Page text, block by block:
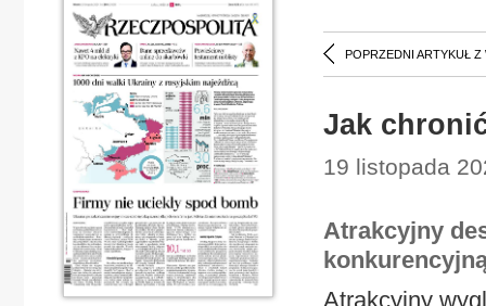
POPRZEDNI ARTYKUŁ Z
Jak
19 listopada
Atrakcyjny
Atrakcyjny